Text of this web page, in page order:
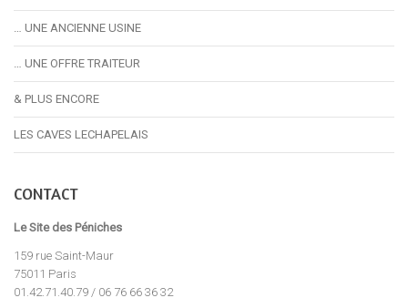
… UNE ANCIENNE USINE
… UNE OFFRE TRAITEUR
& PLUS ENCORE
LES CAVES LECHAPELAIS
CONTACT
Le Site des Péniches
159 rue Saint-Maur
75011 Paris
01.42.71.40.79 / 06 76 66 36 32